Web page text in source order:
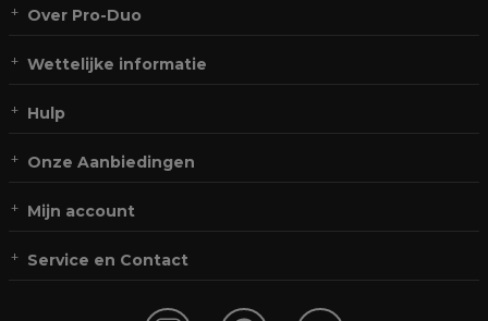
Over Pro-Duo
Wettelijke informatie
Hulp
Onze Aanbiedingen
Mijn account
Service en Contact